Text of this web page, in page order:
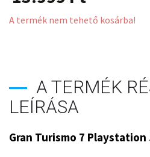
A termék nem tehető kosárba!
A TERMÉK
LEÍRÁSA
Gran Turismo 7 Playstation